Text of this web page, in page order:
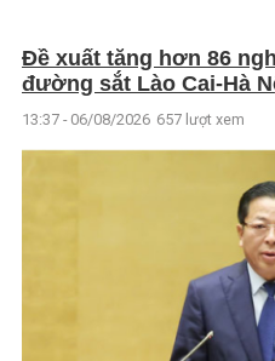
Đề xuất tăng hơn 86
đường sắt Lào Cai-Hà
13:37 - 06/08/2026 657 lượt xem